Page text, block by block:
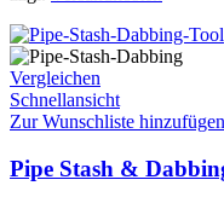
Vergleichen
Schnellansicht
Zur Wunschliste hinzufügen
Pipe Stash &